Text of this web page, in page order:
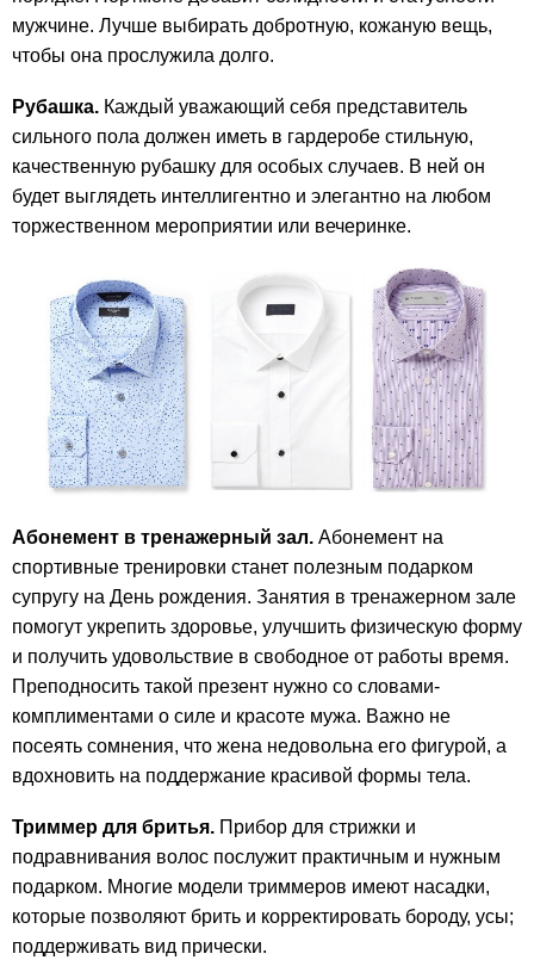
мужчине. Лучше выбирать добротную, кожаную вещь,
чтобы она прослужила долго.
Рубашка. Каждый уважающий себя представитель
сильного пола должен иметь в гардеробе стильную,
качественную рубашку для особых случаев. В ней он
будет выглядеть интеллигентно и элегантно на любом
торжественном мероприятии или вечеринке.
Абонемент в тренажерный зал. Абонемент на
спортивные тренировки станет полезным подарком
супругу на День рождения. Занятия в тренажерном зале
помогут укрепить здоровье, улучшить физическую форму
и получить удовольствие в свободное от работы время.
Преподносить такой презент нужно со словами-
комплиментами о силе и красоте мужа. Важно не
посеять сомнения, что жена недовольна его фигурой, а
вдохновить на поддержание красивой формы тела.
Триммер для бритья. Прибор для стрижки и
подравнивания волос послужит практичным и нужным
подарком. Многие модели триммеров имеют насадки,
которые позволяют брить и корректировать бороду, усы;
поддерживать вид прически.